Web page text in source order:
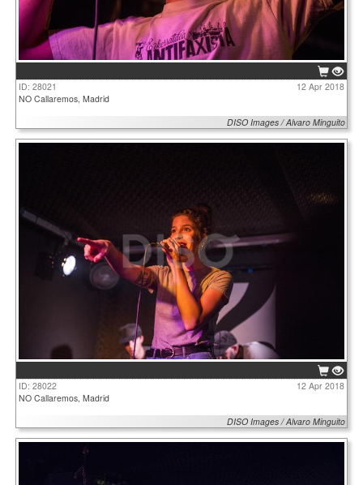
ID: 28021
12 Apr 2018
NO Callaremos, Madrid
DISO Images / Alvaro Minguito
ID: 28022
12 Apr 2018
NO Callaremos, Madrid
DISO Images / Alvaro Minguito